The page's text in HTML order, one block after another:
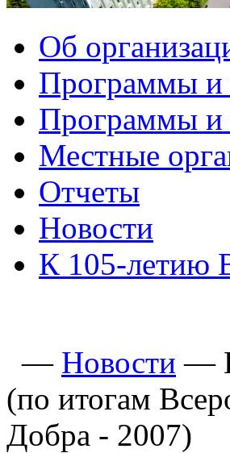
Об
Программы
Программы
Местные
Отчеты
Новости
К 105-
— Новости —
(по итогам
Добра - 2007)